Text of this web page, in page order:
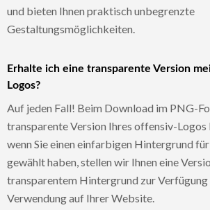
und bieten Ihnen praktisch unbegrenzte
Gestaltungsmöglichkeiten.
Erhalte ich eine transparente Version
Logos?
Auf jeden Fall! Beim Download im PNG-
transparente Version Ihres offensiv-
wenn Sie einen einfarbigen Hintergrund
gewählt haben, stellen wir Ihnen eine
transparentem Hintergrund zur
Verwendung auf Ihrer Website.